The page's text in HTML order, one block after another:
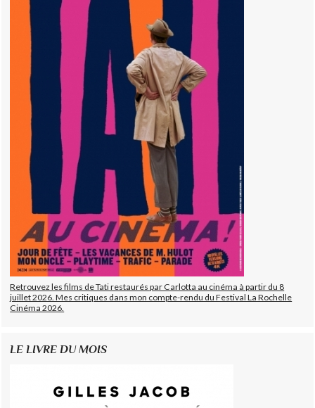
Retrouvez les films de Tati restaurés par Carlotta au cinéma à partir du 8
juillet 2026. Mes critiques dans mon compte-rendu du Festival La Rochelle
Cinéma 2026.
LE LIVRE DU MOIS